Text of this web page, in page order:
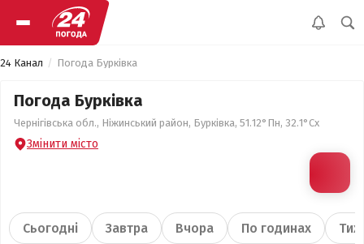
24 Канал Погода Бурківка
Погода Бурківка
Чернігівська обл., Ніжинський район, Бурківка, 51.12°Пн, 32.1°Сх
Змінити місто
Сьогодні Завтра Вчора По годинах